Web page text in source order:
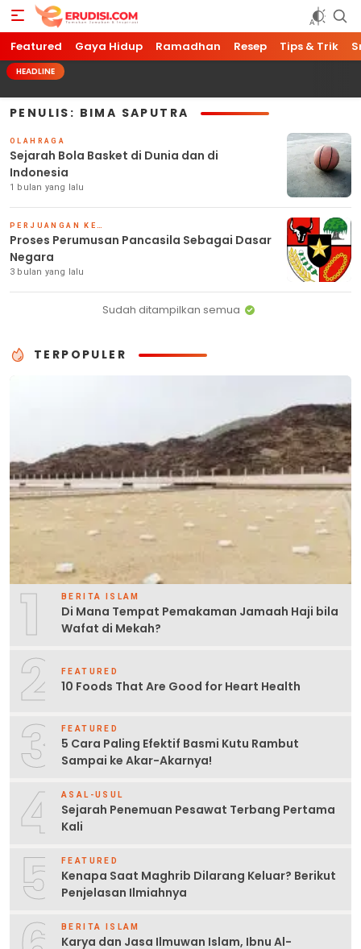
Erudisi
Temukan Jawaban dan Inspirasi
Featured Gaya Hidup Ramadhan Resep Tips & Trik
HEADLINE
PENULIS: BIMA SAPUTRA
OLAHRAGA
Sejarah Bola Basket di Dunia dan di
Indonesia
1 bulan yang lalu
PERJUANGAN KEMERDEKAAN
Proses Perumusan Pancasila Sebagai Dasar
Negara
3 bulan yang lalu
Sudah ditampilkan semua
TERPOPULER
1 BERITA ISLAM
Di Mana Tempat Pemakaman Jamaah Haji bila
Wafat di Mekah?
2 FEATURED
10 Foods That Are Good for Heart Health
3 FEATURED
5 Cara Paling Efektif Basmi Kutu Rambut
Sampai ke Akar-Akarnya!
4 ASAL-USUL
Sejarah Penemuan Pesawat Terbang Pertama
Kali
5 FEATURED
Kenapa Saat Maghrib Dilarang Keluar? Berikut
Penjelasan Ilmiahnya
BERITA ISLAM
Karya dan Jasa Ilmuwan Islam, Ibnu Al-